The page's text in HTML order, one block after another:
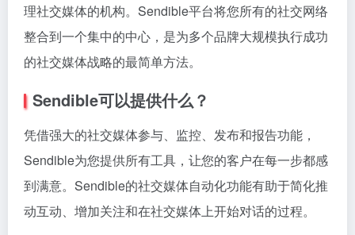
理社交媒体的机构。Sendible平台将您所有的社交网络
整合到一个集中的中心，是为多个品牌大规模执行成功
的社交媒体战略的最简单方法。
Sendible可以提供什么？
凭借强大的社交媒体参与、监控、发布和报告功能，
Sendible为您提供所有工具，让您的客户在每一步都感
到满意。Sendible的社交媒体自动化功能有助于简化推
动互动、增加关注和在社交媒体上开始对话的过程。